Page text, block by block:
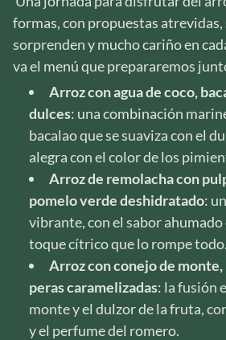
formas, con propuestas atrevidas,
sorprenden y mucho cariño en
va el menú que prepararemos
Arroz con agua de coco,
dulces: una combinación
bacalao que se suaviza con el
alegra con el color de los
Arroz de remolacha con
pomelo verde deshidratado:
vibrante, con el sabor
toque cítrico que lo rompe todo.
Arroz con conejo de
peras caramelizadas: la fusión
monte y el dulzor de la fruta,
y el perfume del romero.